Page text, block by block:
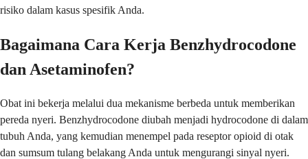
risiko dalam kasus spesifik Anda.
Bagaimana Cara Kerja Benzhydrocodone
dan Asetaminofen?
Obat ini bekerja melalui dua mekanisme berbeda untuk memberikan
pereda nyeri. Benzhydrocodone diubah menjadi hydrocodone di dalam
tubuh Anda, yang kemudian menempel pada reseptor opioid di otak
dan sumsum tulang belakang Anda untuk mengurangi sinyal nyeri.